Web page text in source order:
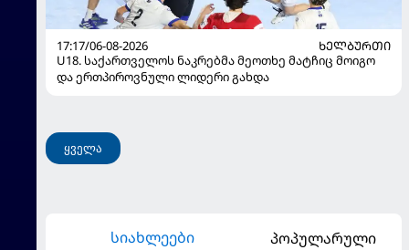
17:17/06-08-2026
ᲮᲔᲚᲑᲣᲠᲗᲘ
U18. საქართველოს ნაკრებმა მეოთხე მატჩიც მოიგო
და ერთპიროვნული ლიდერი გახდა
ყველა
სიახლეები პოპულარული